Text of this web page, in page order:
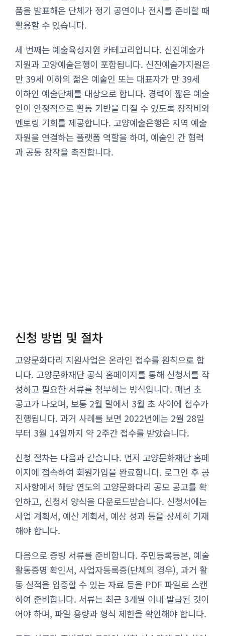
품을 발표해온 단체가 정기 공연이나 전시를 준비할 때
활용할 수 있습니다.
세 번째는 예술육성지원 카테고리입니다. 신진예술가
지원과 고양예술은행이 포함됩니다. 신진예술가지원은
만 39세 이하의 젊은 예술인 또는 대표자가 만 39세
이하인 예술단체를 대상으로 합니다. 경력이 짧은 예술
인이 안정적으로 활동 기반을 다질 수 있도록 창작비와
멘토링 기회를 제공합니다. 고양예술은행은 지역 예술
자원을 연결하는 플랫폼 역할을 하며, 예술인 간 협력
과 공동 창작을 촉진합니다.
신청 방법 및 절차
고양문화다리 지원사업은 온라인 접수를 원칙으로 합
니다. 고양문화재단 공식 홈페이지를 통해 신청서를 작
성하고 필요한 서류를 첨부하는 방식입니다. 매년 초
공고가 나오며, 보통 2월 말에서 3월 초 사이에 접수가
진행됩니다. 과거 사례를 보면 2022년에는 2월 28일
부터 3월 14일까지 약 2주간 접수를 받았습니다.
신청 절차는 다음과 같습니다. 먼저 고양문화재단 홈페
이지에 접속하여 회원가입을 완료합니다. 로그인 후 공
지사항에서 해당 연도의 고양문화다리 공모 공고를 확
인하고, 신청서 양식을 다운로드받습니다. 신청서에는
사업 계획서, 예산 계획서, 예상 성과 등을 상세히 기재
해야 합니다.
다음으로 증빙 서류를 준비합니다. 주민등록등본, 예술
활동증명 확인서, 사업자등록증(단체의 경우), 과거 활
동 실적을 입증할 수 있는 자료 등을 PDF 파일로 스캔
하여 준비합니다. 서류는 최근 3개월 이내 발급된 것이
어야 하며, 파일 용량과 형식 제한을 확인해야 합니다.